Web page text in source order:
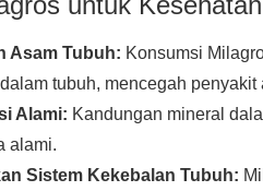
Asam Tubuh: Konsumsi
tubuh, mencegah
Alami: Kandungan mineral
alami.
Sistem Kekebalan Tubuh: